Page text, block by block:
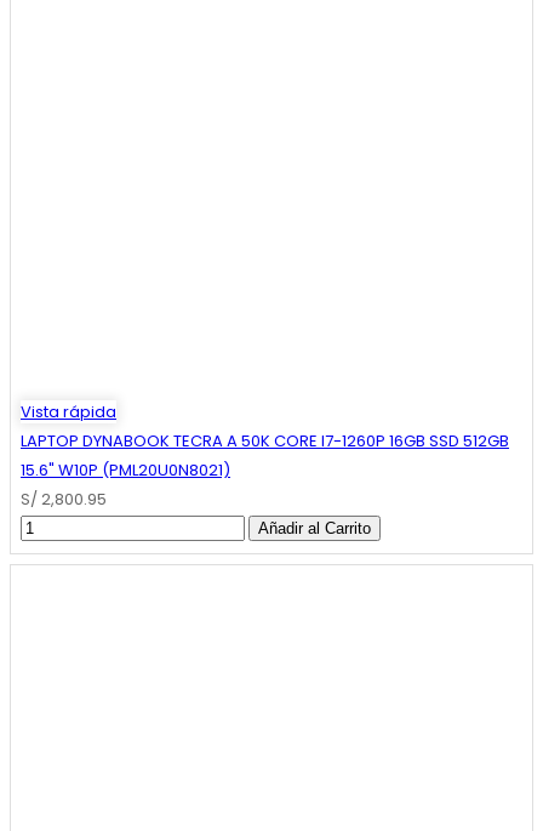
Vista rápida
LAPTOP DYNABOOK TECRA A 50K CORE I7-1260P 16GB SSD 512GB
15.6" W10P (PML20U0N8021)
S/ 2,800.95
Añadir al Carrito